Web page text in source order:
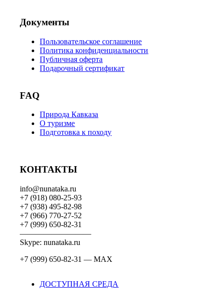
Документы
Пользовательское соглашение
Политика конфиденциальности
Публичная оферта
Подарочный сертификат
FAQ
Природа Кавказа
О туризме
Подготовка к походу
КОНТАКТЫ
info@nunataka.ru
+7 (918) 080-25-93
+7 (938) 495-82-98
+7 (966) 770-27-52
+7 (999) 650-82-31
—————————
Skype: nunataka.ru
+7 (999) 650-82-31 — MAX
ДОСТУПНАЯ СРЕДА